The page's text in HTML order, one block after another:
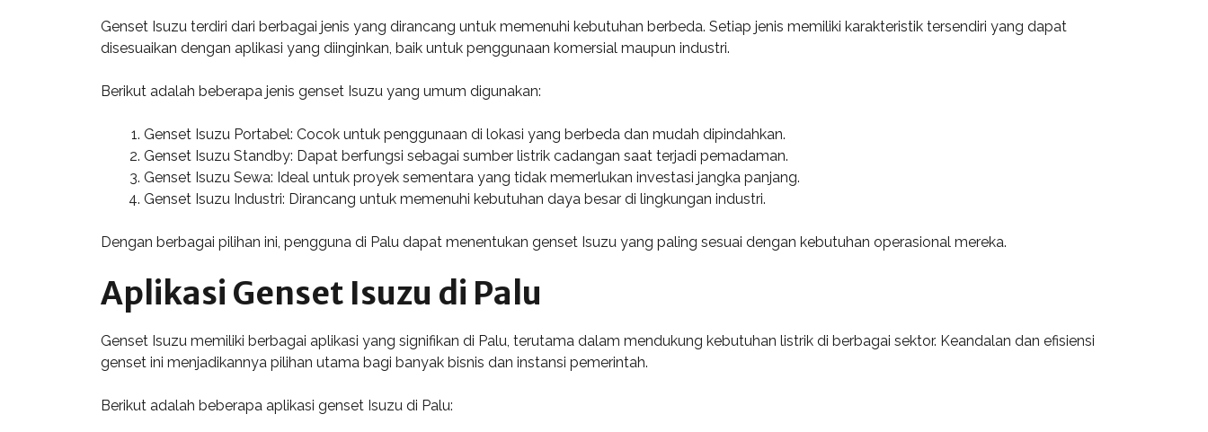
Genset Isuzu terdiri dari berbagai jenis yang dirancang untuk memenuhi kebutuhan berbeda. Setiap jenis memiliki karakteristik tersendiri yang dapat
disesuaikan dengan aplikasi yang diinginkan, baik untuk penggunaan komersial maupun industri.
Berikut adalah beberapa jenis genset Isuzu yang umum digunakan:
Genset Isuzu Portabel: Cocok untuk penggunaan di lokasi yang berbeda dan mudah dipindahkan.
Genset Isuzu Standby: Dapat berfungsi sebagai sumber listrik cadangan saat terjadi pemadaman.
Genset Isuzu Sewa: Ideal untuk proyek sementara yang tidak memerlukan investasi jangka panjang.
Genset Isuzu Industri: Dirancang untuk memenuhi kebutuhan daya besar di lingkungan industri.
Dengan berbagai pilihan ini, pengguna di Palu dapat menentukan genset Isuzu yang paling sesuai dengan kebutuhan operasional mereka.
Aplikasi Genset Isuzu di Palu
Genset Isuzu memiliki berbagai aplikasi yang signifikan di Palu, terutama dalam mendukung kebutuhan listrik di berbagai sektor. Keandalan dan efisiensi
genset ini menjadikannya pilihan utama bagi banyak bisnis dan instansi pemerintah.
Berikut adalah beberapa aplikasi genset Isuzu di Palu: